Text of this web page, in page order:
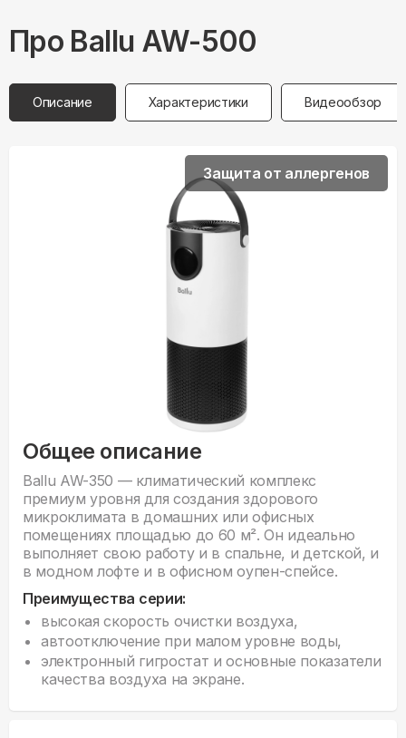
Про Ballu AW-500
Описание Характеристики Видеообзор
Общее описание
Ballu AW-350 — климатический комплекс
премиум уровня для создания здорового
микроклимата в домашних или офисных
помещениях площадью до 60 м². Он идеально
выполняет свою работу и в спальне, и детской, и
в модном лофте и в офисном оупен-спейсе.
Преимущества серии:
высокая скорость очистки воздуха,
автоотключение при малом уровне воды,
электронный гигростат и основные показатели
качества воздуха на экране.
Защита от аллергенов